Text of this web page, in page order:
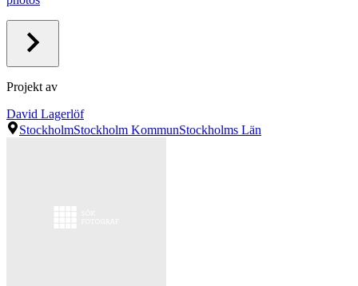
Projekt av
David Lagerlöf
StockholmStockholm KommunStockholms Län